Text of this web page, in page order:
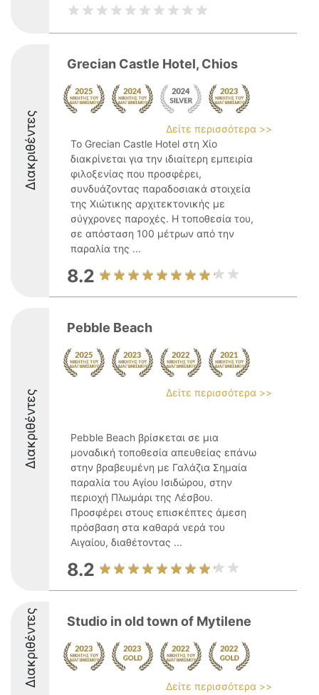
Διακριθέντες
Grecian Castle Hotel, Chios
Δείτε περισσότερα >>
Το Grecian Castle Hotel στη Χίο
διακρίνεται για την ιδιαίτερη εμπειρία
φιλοξενίας που προσφέρει,
συνδυάζοντας παραδοσιακά στοιχεία
της Χιώτικης αρχιτεκτονικής με
σύγχρονες παροχές. Η τοποθεσία του,
σε απόσταση 100 μέτρων από την
παραλία της ...
8.2
Διακριθέντες
Pebble Beach
Δείτε περισσότερα >>
Pebble Beach βρίσκεται σε μια
μοναδική τοποθεσία απευθείας επάνω
στην βραβευμένη με Γαλάζια Σημαία
παραλία του Αγίου Ισιδώρου, στην
περιοχή Πλωμάρι της Λέσβου.
Προσφέρει στους επισκέπτες άμεση
πρόσβαση στα καθαρά νερά του
Αιγαίου, διαθέτοντας ...
8.2
Διακριθέντες Studio in old town of Mytilene
Δείτε περισσότερα >>